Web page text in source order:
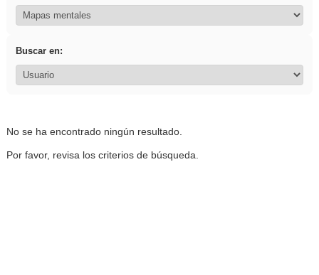
Buscar en:
No se ha encontrado ningún resultado.
Por favor, revisa los criterios de búsqueda.